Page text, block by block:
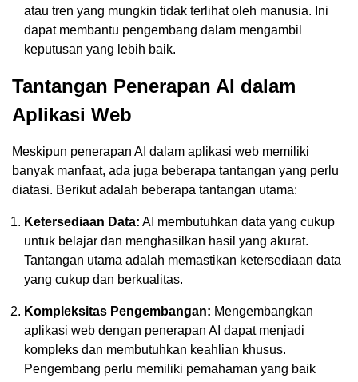
atau tren yang mungkin tidak terlihat oleh manusia. Ini
dapat membantu pengembang dalam mengambil
keputusan yang lebih baik.
Tantangan Penerapan AI dalam
Aplikasi Web
Meskipun penerapan AI dalam aplikasi web memiliki
banyak manfaat, ada juga beberapa tantangan yang perlu
diatasi. Berikut adalah beberapa tantangan utama:
Ketersediaan Data: AI membutuhkan data yang cukup
untuk belajar dan menghasilkan hasil yang akurat.
Tantangan utama adalah memastikan ketersediaan data
yang cukup dan berkualitas.
Kompleksitas Pengembangan: Mengembangkan
aplikasi web dengan penerapan AI dapat menjadi
kompleks dan membutuhkan keahlian khusus.
Pengembang perlu memiliki pemahaman yang baik